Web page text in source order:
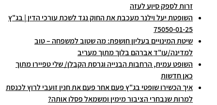
זרות לספק סיוע לעזה
השופטת יעל וילנר מעכבת את החוק נגד לשכת עורכי הדין | בג"ץ
75050-01-25
שיטת המינויים בעליון חושפת: מה שטוב למשפחה – טוב
למדינה/עו"ד אברהם בלוך מתוך מעריב
השופט עמית, הרחבות הבנייה וגרסת הקבלן/ שלי טפיירו מתוך
כאן חדשות
איך הכשירו שופטי בג"ץ פעם אחר פעם את חנין זועבי לרוץ לכנסת
למרות שנבחרי הציבור מימין ומשמאל פסלו אותה?